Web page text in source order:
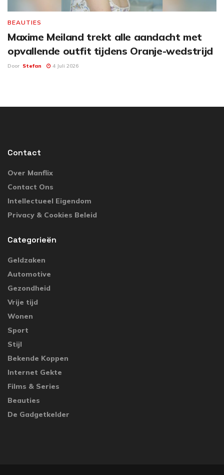
BEAUTIES
Maxime Meiland trekt alle aandacht met
opvallende outfit tijdens Oranje-wedstrijd
Door Stefan 4 Juli 2026
Contact
Over Manflix
Contact Ons
Intellectueel Eigendom
Privacy & Cookies Beleid
Categorieën
Geldzaken
Automotive
Gezondheid
Vrije tijd
Wonen
Sport
Stijl
Bekende Koppen
Internet Gekte
Films & Series
Beauties
De Gadgetkelder